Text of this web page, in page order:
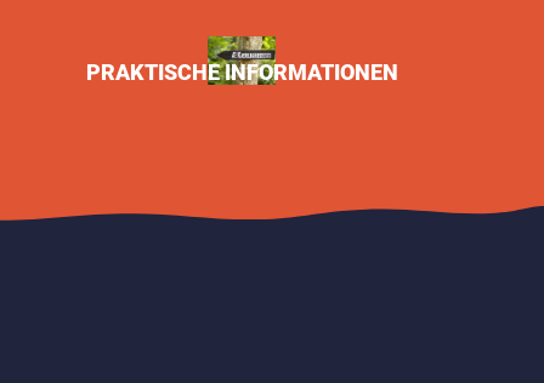
PRAKTISCHE INFORMATIONEN